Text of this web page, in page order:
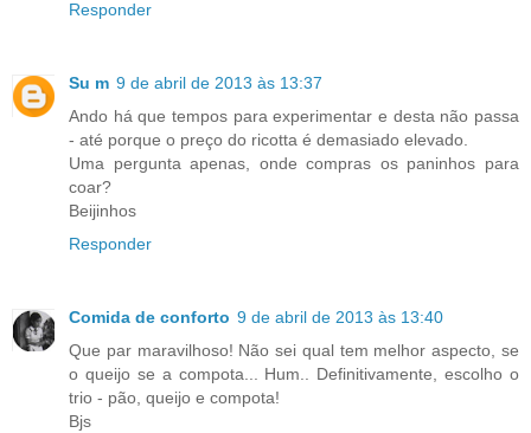
Responder
Su m 9 de abril de 2013 às 13:37
Ando há que tempos para experimentar e desta não passa
- até porque o preço do ricotta é demasiado elevado.
Uma pergunta apenas, onde compras os paninhos para
coar?
Beijinhos
Responder
Comida de conforto 9 de abril de 2013 às 13:40
Que par maravilhoso! Não sei qual tem melhor aspecto, se
o queijo se a compota... Hum.. Definitivamente, escolho o
trio - pão, queijo e compota!
Bjs